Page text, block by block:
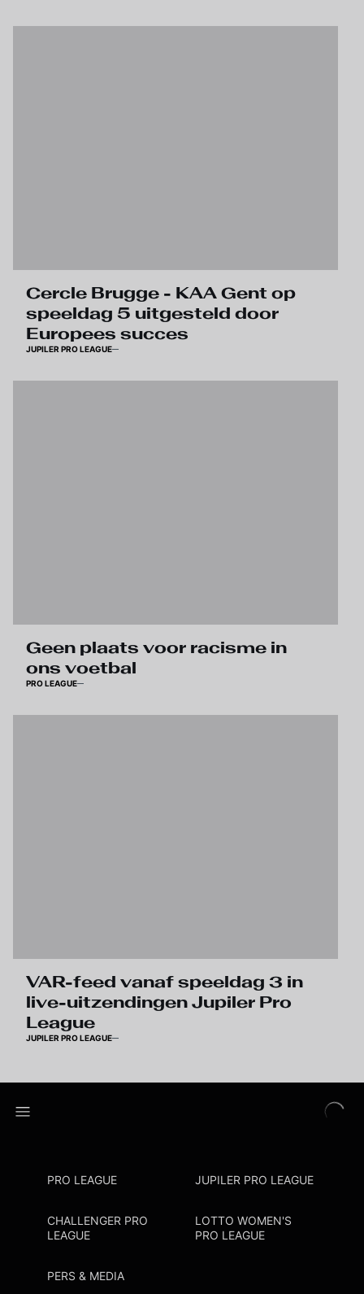
Cercle Brugge - KAA Gent op
speeldag 5 uitgesteld door
Europees succes
JUPILER PRO LEAGUE
Geen plaats voor racisme in
ons voetbal
PRO LEAGUE
VAR-feed vanaf speeldag 3 in
live-uitzendingen Jupiler Pro
League
JUPILER PRO LEAGUE
PRO LEAGUE JUPILER PRO LEAGUE
CHALLENGER PRO
LEAGUE
LOTTO WOMEN'S
PRO LEAGUE
PERS & MEDIA